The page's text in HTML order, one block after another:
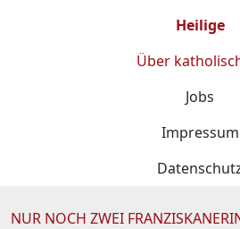
Heilige
Über
Jobs
Impressum
NUR NOCH ZWEI